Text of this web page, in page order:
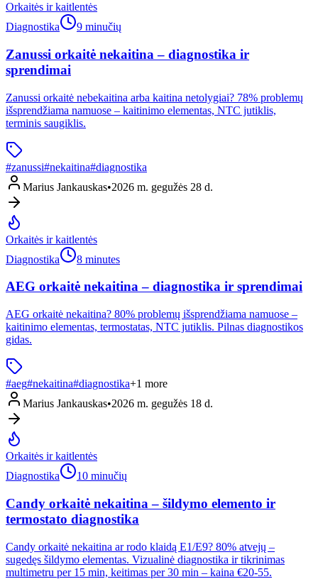
Orkaitės ir kaitlentės
Diagnostika
9 minučių
Zanussi orkaitė nekaitina – diagnostika ir
sprendimai
Zanussi orkaitė nebekaitina arba kaitina netolygiai? 78% problemų
išsprendžiama namuose – kaitinimo elementas, NTC jutiklis,
terminis saugiklis.
#zanussi#nekaitina#diagnostika
Marius Jankauskas•2026 m. gegužės 28 d.
Orkaitės ir kaitlentės
Diagnostika
8 minutes
AEG orkaitė nekaitina – diagnostika ir sprendimai
AEG orkaitė nekaitina? 80% problemų išsprendžiama namuose –
kaitinimo elementas, termostatas, NTC jutiklis. Pilnas diagnostikos
gidas.
#aeg#nekaitina#diagnostika+1 more
Marius Jankauskas•2026 m. gegužės 18 d.
Orkaitės ir kaitlentės
Diagnostika
10 minučių
Candy orkaitė nekaitina – šildymo elemento ir
termostato diagnostika
Candy orkaitė nekaitina ar rodo klaidą E1/E9? 80% atvejų –
sugedęs šildymo elementas. Vizualinė diagnostika ir tikrinimas
multimetru per 15 min, keitimas per 30 min – kaina €20-55.